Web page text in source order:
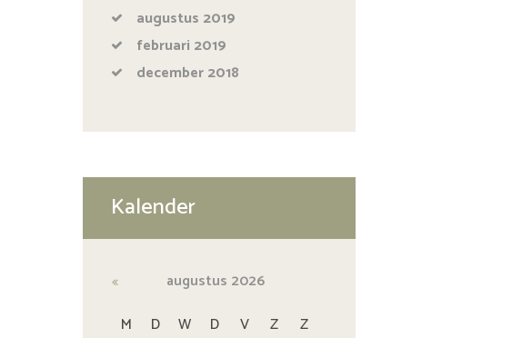
augustus 2019
februari 2019
december2018
Kalender
augustus 2026
M
D W D V Z
Z